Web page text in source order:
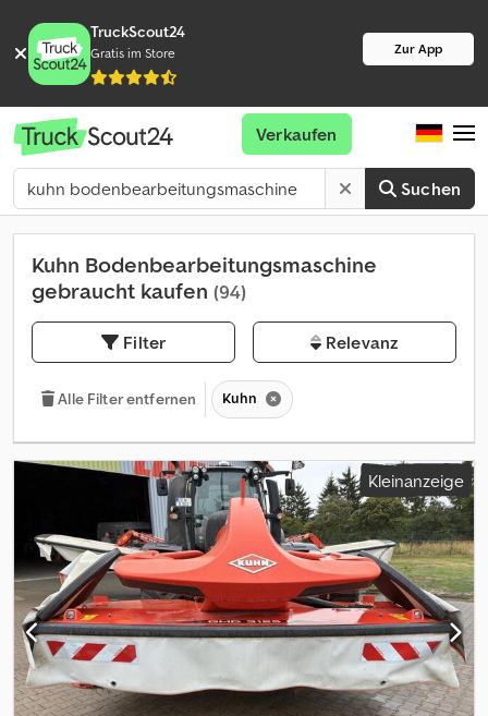
TruckScout24
Gratis im Store Zur App
Suchen
Verkaufen
Kuhn Bodenbearbeitungsmaschine
gebraucht kaufen (94)
Filter Relevanz
Alle Filter entfernen Kuhn
Kleinanzeige